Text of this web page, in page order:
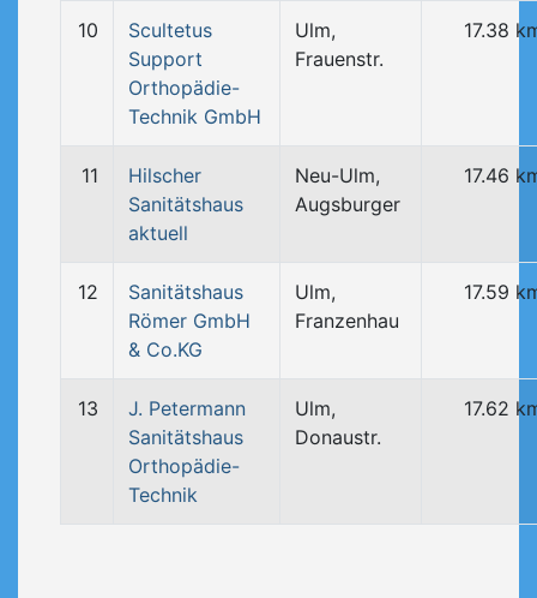
10
Scultetus
Support
Orthopädie-
Technik GmbH
Ulm,
Frauenstr.
17.38
11
Hilscher
Sanitätshaus
aktuell
Neu-Ulm,
Augsburger
17.46
12
Sanitätshaus
Römer GmbH
& Co.KG
Ulm,
Franzenhau
17.59
13
J. Petermann
Sanitätshaus
Orthopädie-
Technik
Ulm,
Donaustr.
17.62